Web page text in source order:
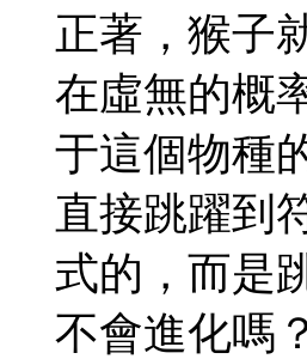
正著，猴子
在虛無的概
于這個物種
直接跳躍到
式的，而是
不會進化嗎